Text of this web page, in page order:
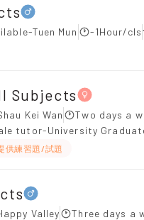
Tuen Mun -1Hour/cls
Subjects
Kei Wan
Two days a
tutor-University
供練習題/試題
Valley
Three days a